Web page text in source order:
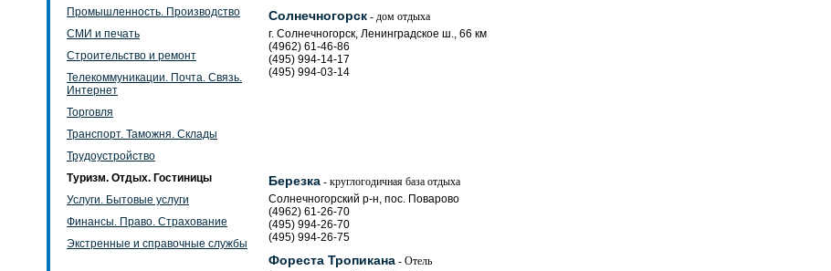
Промышленность. Производство
СМИ и печать
Строительство и ремонт
Телекоммуникации. Почта. Связь.
Интернет
Торговля
Транспорт. Таможня. Склады
Трудоустройство
Туризм. Отдых. Гостиницы
Услуги. Бытовые услуги
Финансы. Право. Страхование
Экстренные и справочные службы
Солнечногорск - дом отдыха
г. Солнечногорск, Ленинградское ш., 66 км
(4962) 61-46-86
(495) 994-14-17
(495) 994-03-14
Березка - круглогодичная база отдыха
Солнечногорский р-н, пос. Поварово
(4962) 61-26-70
(495) 994-26-70
(495) 994-26-75
Фореста Тропикана - Отель